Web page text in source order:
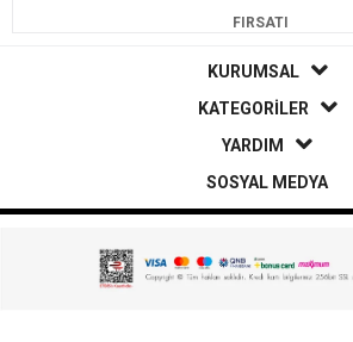
FIRSATI
KURUMSAL
KATEGORİLER
YARDIM
SOSYAL MEDYA